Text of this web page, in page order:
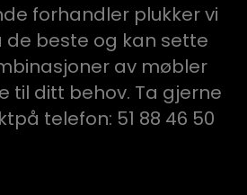
forhandler plukker vi
beste og kan sette
av møbler
til ditt behov. Ta gjerne
telefon: 51 88 46 50